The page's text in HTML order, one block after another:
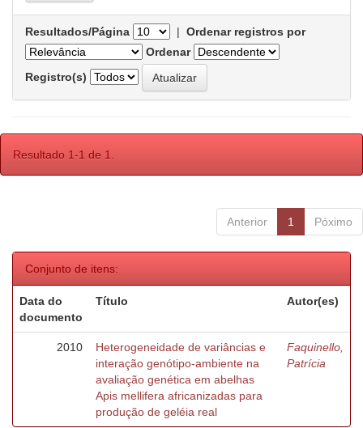
Resultados/Página | Ordenar registros por
Ordenar
Registro(s)
Resultado 1-1 de 1.
Anterior 1 Póximo
Conjunto de itens:
Data do
documento
Título Autor(es)
2010
Heterogeneidade de variâncias e
interação genótipo-ambiente na
avaliação genética em abelhas
Apis mellifera africanizadas para
produção de geléia real
Faquinello,
Patrícia